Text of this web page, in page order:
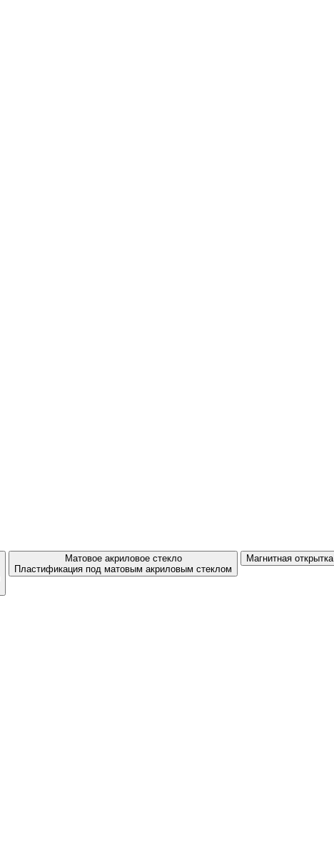
Матовое акриловое стекло
Пластификация под матовым акриловым стеклом
Магнитная открытка